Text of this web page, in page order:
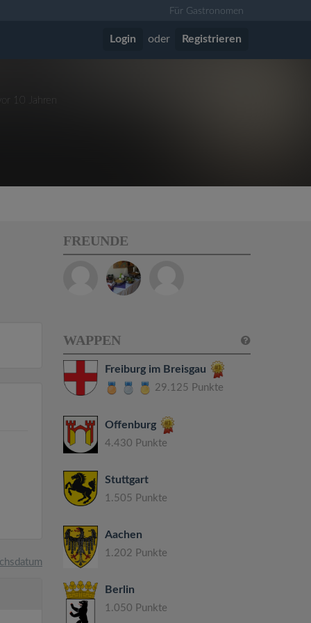
Für Gastronomen
Login oder Registrieren
10 Jahren
FREUNDE
WAPPEN
Freiburg im Breisgau
29.125 Punkte
Offenburg
4.430 Punkte
Stuttgart
1.505 Punkte
Aachen
1.202 Punkte
Berlin
1.050 Punkte